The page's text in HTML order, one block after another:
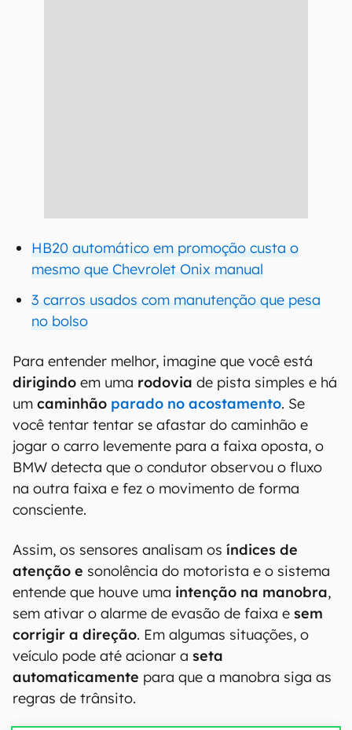
HB20 automático em promoção custa o
mesmo que Chevrolet Onix manual
3 carros usados com manutenção que pesa
no bolso
Para entender melhor, imagine que você está
dirigindo em uma rodovia de pista simples e há
um caminhão parado no acostamento. Se
você tentar tentar se afastar do caminhão e
jogar o carro levemente para a faixa oposta, o
BMW detecta que o condutor observou o fluxo
na outra faixa e fez o movimento de forma
consciente.
Assim, os sensores analisam os índices de
atenção e sonolência do motorista e o sistema
entende que houve uma intenção na manobra,
sem ativar o alarme de evasão de faixa e sem
corrigir a direção. Em algumas situações, o
veículo pode até acionar a seta
automaticamente para que a manobra siga as
regras de trânsito.